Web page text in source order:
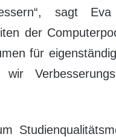
sagt Eva
der
für